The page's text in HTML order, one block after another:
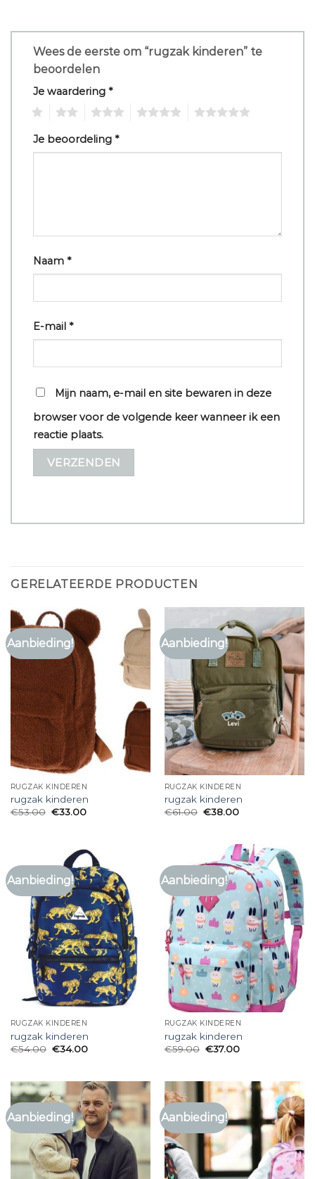
Wees de eerste om “rugzak kinderen” te
beoordelen
Je waardering *
Je beoordeling *
Naam *
E-mail *
Mijn naam, e-mail en site bewaren in deze
browser voor de volgende keer wanneer ik een
reactie plaats.
GERELATEERDE PRODUCTEN
Aanbieding!
RUGZAK KINDEREN
rugzak kinderen
€53.00 €33.00
Aanbieding!
RUGZAK KINDEREN
rugzak kinderen
€61.00 €38.00
Aanbieding!
RUGZAK KINDEREN
rugzak kinderen
€54.00 €34.00
Aanbieding!
RUGZAK KINDEREN
rugzak kinderen
€59.00 €37.00
Aanbieding! Aanbieding!